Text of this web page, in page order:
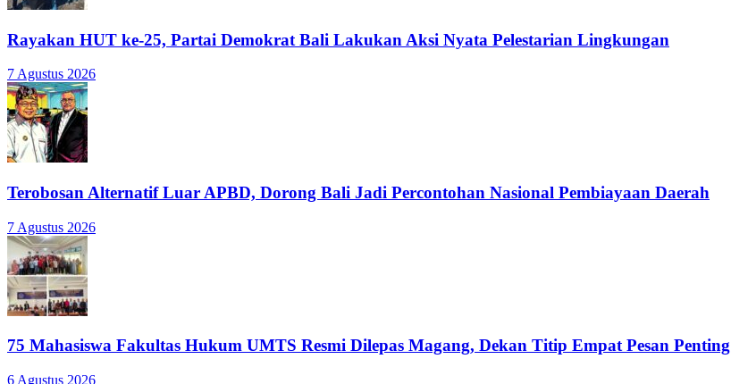
Rayakan HUT ke-25, Partai Demokrat Bali Lakukan Aksi Nyata Pelestarian Lingkungan
7 Agustus 2026
Terobosan Alternatif Luar APBD, Dorong Bali Jadi Percontohan Nasional Pembiayaan Daerah
7 Agustus 2026
75 Mahasiswa Fakultas Hukum UMTS Resmi Dilepas Magang, Dekan Titip Empat Pesan Penting
6 Agustus 2026